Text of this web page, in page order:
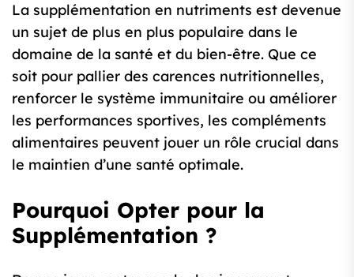
La supplémentation en nutriments est devenue
un sujet de plus en plus populaire dans le
domaine de la santé et du bien-être. Que ce
soit pour pallier des carences nutritionnelles,
renforcer le système immunitaire ou améliorer
les performances sportives, les compléments
alimentaires peuvent jouer un rôle crucial dans
le maintien d’une santé optimale.
Pourquoi Opter pour la
Supplémentation ?